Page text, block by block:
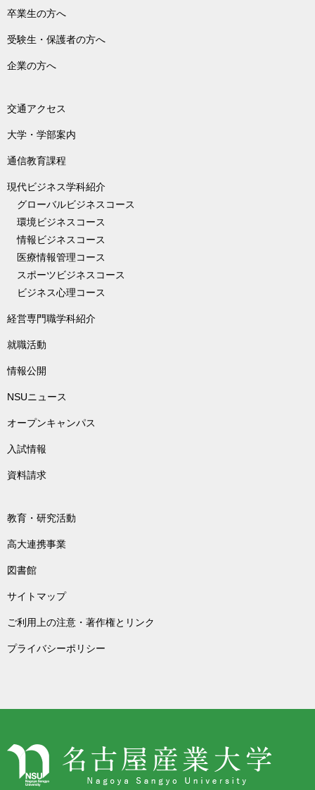
卒業生の方へ
受験生・保護者の方へ
企業の方へ
交通アクセス
大学・学部案内
通信教育課程
現代ビジネス学科紹介
グローバルビジネスコース
環境ビジネスコース
情報ビジネスコース
医療情報管理コース
スポーツビジネスコース
ビジネス心理コース
経営専門職学科紹介
就職活動
情報公開
NSUニュース
オープンキャンパス
入試情報
資料請求
教育・研究活動
高大連携事業
図書館
サイトマップ
ご利用上の注意・著作権とリンク
プライバシーポリシー